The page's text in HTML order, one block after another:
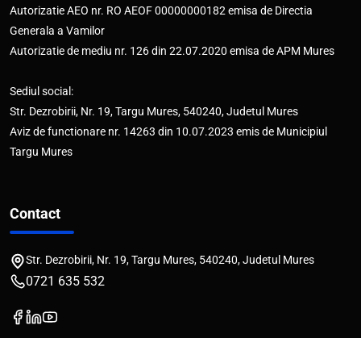
Autorizatie AEO nr. RO AEOF 00000000182 emisa de Directia
Generala a Vamilor
Autorizatie de mediu nr. 126 din 22.07.2020 emisa de APM Mures
Sediul social:
Str. Dezrobirii, Nr. 19, Targu Mures, 540240, Judetul Mures
Aviz de functionare nr. 14263 din 10.07.2023 emis de Municipiul
Targu Mures
Contact
Str. Dezrobirii, Nr. 19, Targu Mures, 540240, Judetul Mures
0721 635 532